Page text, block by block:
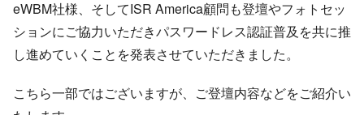
eWBM社様、そしてISR America顧問も登壇やフォトセッ
ションにご協力いただきパスワードレス認証普及を共に推
し進めていくことを発表させていただきました。
こちら一部ではございますが、ご登壇内容などをご紹介い